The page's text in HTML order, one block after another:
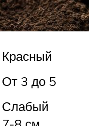
Красный
От 3 до 5
Слабый